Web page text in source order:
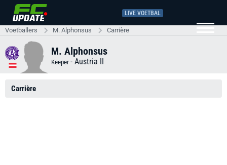
LIVE VOETBAL
Voetballers M. Alphonsus Carrière
M. Alphonsus
Keeper - Austria II
Carrière